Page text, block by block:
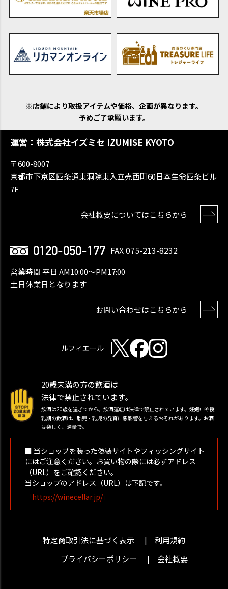
※店舗により取扱アイテムや価格、企画が異なります。
予めご了承願います。
運営：株式会社イズミセ IZUMISE KYOTO
〒600-8007
京都市下京区四条通東洞院東入立売西町60日本生命四条ビル
7F
会社概要についてはこちらから
0120-050-177 FAX 075-213-8232
営業時間 平日 AM10:00〜PM17:00
土日休業日となります
お問い合わせはこちらから
ルフィエール
20歳未満の方の飲酒は
法律で禁止されています。
飲酒は20歳を過ぎてから。飲酒運転は法律で禁止されています。妊娠中や授
乳期の飲酒は、胎児・乳児の発育に悪影響を与えるおそれがあります。お酒
は楽しく、適量で。
■ 当ショップを装った偽装サイトやフィッシングサイト
にはご注意ください。お買い物の際には必ずアドレス
（URL）をご確認ください。
当ショップのアドレス（URL）は下記です。
「https://winecellar.jp/」
特定商取引法に基づく表示
利用規約
プライバシーポリシー
会社概要